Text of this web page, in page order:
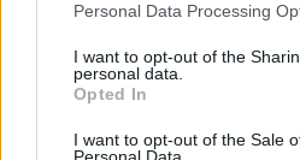
Personal Data Processing
I want to opt-out of the
personal data.
Opted In
I want to opt-out of the Sale
Personal Data.
vízhiány esetén a
vízkorlátozásra, amelynek
gazdasági célú